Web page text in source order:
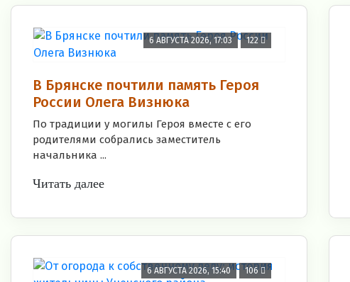
6 АВГУСТА 2026, 17:03 122
В Брянске почтили память Героя
России Олега Визнюка
По традиции у могилы Героя вместе с его
родителями собрались заместитель
начальника ...
Читать далее
6 АВГУСТА 2026, 15:40 106